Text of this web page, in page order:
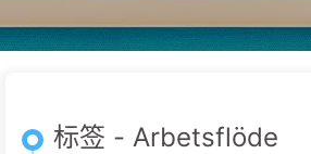
标签 - Arbetsflöde